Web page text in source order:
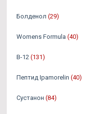
Болденол (29)
Womens Formula (40)
B-12 (131)
Пептид Ipamorelin (40)
Сустанон (84)